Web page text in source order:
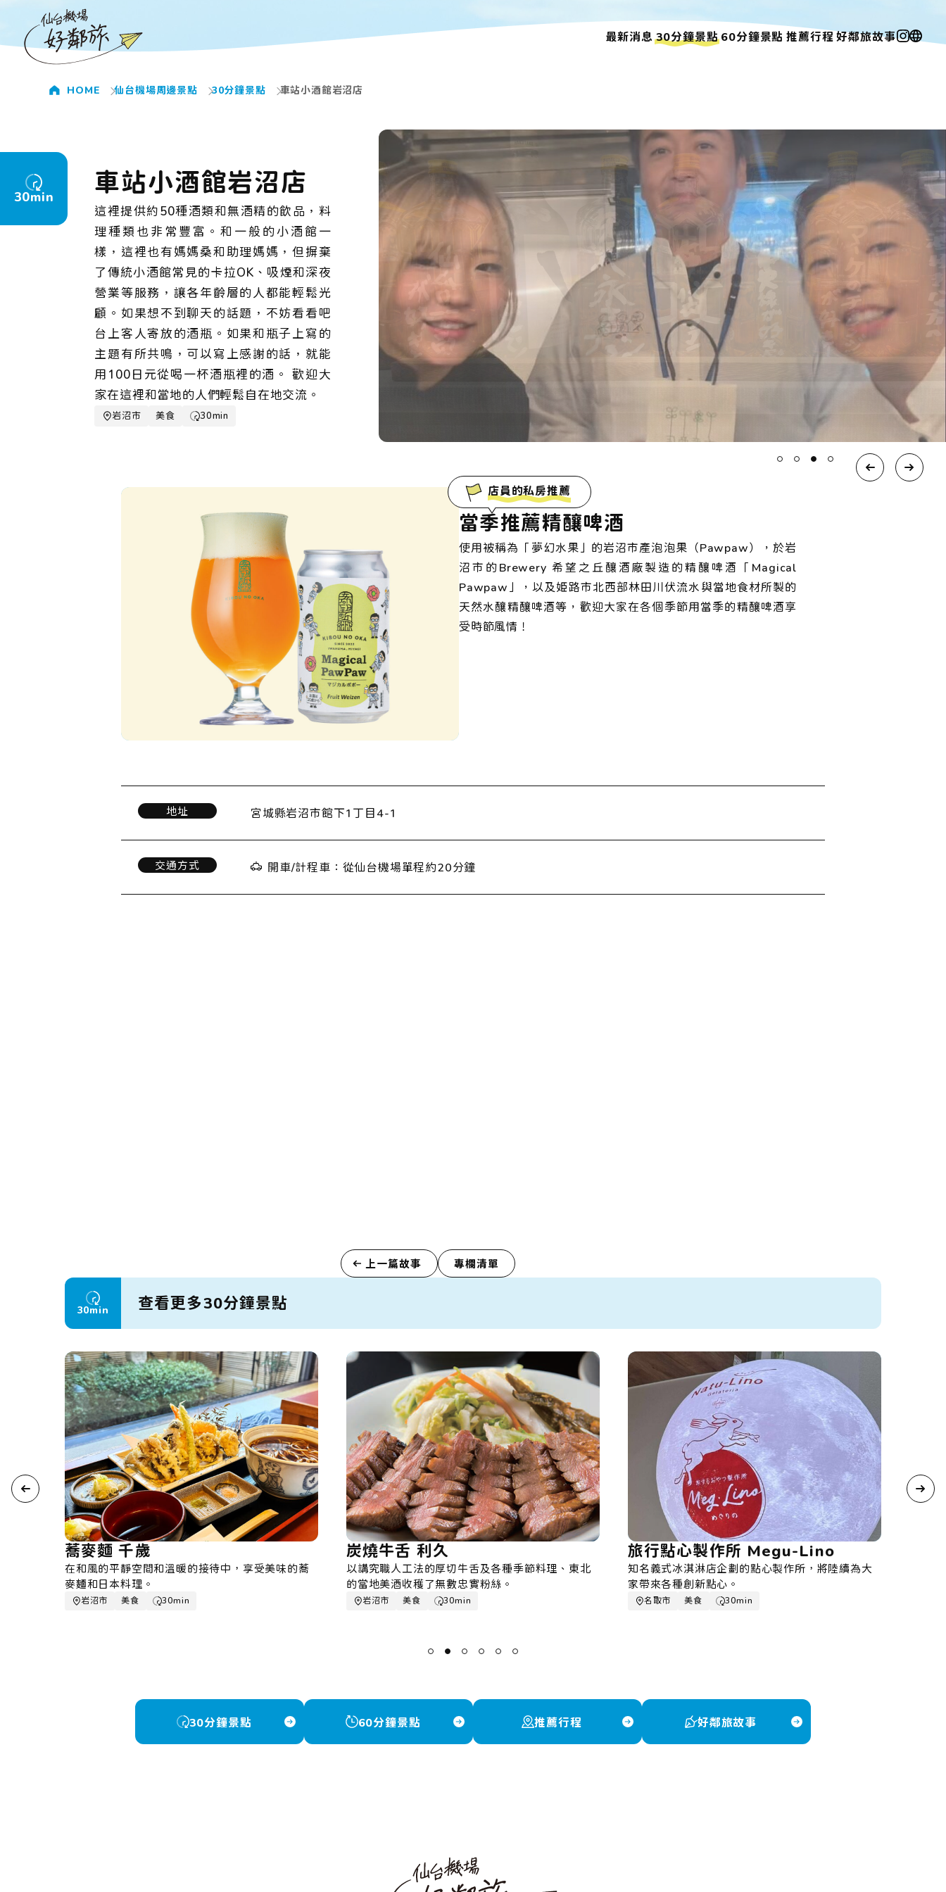
最新消息 30分鐘景點 60分鐘景點 推薦行程 好鄰旅故事
HOME 仙台機場周邊景點 30分鐘景點 車站小酒館岩沼店
30min 車站小酒館岩沼店
這裡提供約50種酒類和無酒精的飲品，料
理種類也非常豐富。和一般的小酒館一
樣，這裡也有媽媽桑和助理媽媽，但摒棄
了傳統小酒館常見的卡拉OK、吸煙和深夜
營業等服務，讓各年齡層的人都能輕鬆光
顧。如果想不到聊天的話題，不妨看看吧
台上客人寄放的酒瓶。如果和瓶子上寫的
主題有所共鳴，可以寫上感謝的話，就能
用100日元從喝一杯酒瓶裡的酒。 歡迎大
家在這裡和當地的人們輕鬆自在地交流。
岩沼市 美食 30min
店員的私房推薦
當季推薦精釀啤酒
使用被稱為「夢幻水果」的岩沼市產泡泡果（Pawpaw），於岩
沼市的Brewery 希望之丘釀酒廠製造的精釀啤酒「Magical
Pawpaw」，以及姫路市北西部林田川伏流水與當地食材所製的
天然水釀精釀啤酒等，歡迎大家在各個季節用當季的精釀啤酒享
受時節風情！
地址 宮城縣岩沼市館下1丁目4-1
交通方式 開車/計程車：從仙台機場單程約20分鐘
上一篇故事 專欄清單
30min 查看更多30分鐘景點
接待中，享受美味的蕎
以講究職人工法的厚切牛舌及各種季節料理、東北
岩沼市
旅行點心製作所 Megu-Lino
知名義式冰淇淋店企劃的點心製作所，將陸續為大
家帶來各種創新點心。
名取市
果蔬市場 lien
以法文的「連結（lien）」命名，將農家用心
在地蔬果及加工品介紹給更多人的果菜市集。
仙台市
30分鐘景點 60分鐘景點 推薦行程 好鄰旅故事